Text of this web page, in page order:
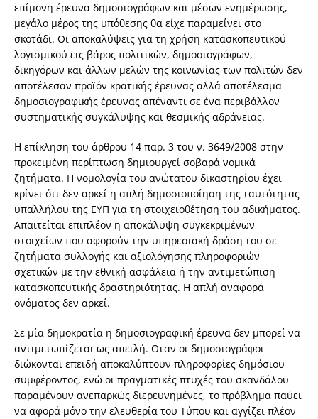
επίμονη έρευνα δημοσιογράφων και μέσων ενημέρωσης,
μεγάλο μέρος της υπόθεσης θα είχε παραμείνει στο
σκοτάδι. Οι αποκαλύψεις για τη χρήση κατασκοπευτικού
λογισμικού εις βάρος πολιτικών, δημοσιογράφων,
δικηγόρων και άλλων μελών της κοινωνίας των πολιτών δεν
αποτέλεσαν προϊόν κρατικής έρευνας αλλά αποτέλεσμα
δημοσιογραφικής έρευνας απέναντι σε ένα περιβάλλον
συστηματικής συγκάλυψης και θεσμικής αδράνειας.
Η επίκληση του άρθρου 14 παρ. 3 του ν. 3649/2008 στην
προκειμένη περίπτωση δημιουργεί σοβαρά νομικά
ζητήματα. Η νομολογία του ανώτατου δικαστηρίου έχει
κρίνει ότι δεν αρκεί η απλή δημοσιοποίηση της ταυτότητας
υπαλλήλου της ΕΥΠ για τη στοιχειοθέτηση του αδικήματος.
Απαιτείται επιπλέον η αποκάλυψη συγκεκριμένων
στοιχείων που αφορούν την υπηρεσιακή δράση του σε
ζητήματα συλλογής και αξιολόγησης πληροφοριών
σχετικών με την εθνική ασφάλεια ή την αντιμετώπιση
κατασκοπευτικής δραστηριότητας. Η απλή αναφορά
ονόματος δεν αρκεί.
Σε μία δημοκρατία η δημοσιογραφική έρευνα δεν μπορεί να
αντιμετωπίζεται ως απειλή. Οταν οι δημοσιογράφοι
διώκονται επειδή αποκαλύπτουν πληροφορίες δημόσιου
συμφέροντος, ενώ οι πραγματικές πτυχές του σκανδάλου
παραμένουν ανεπαρκώς διερευνημένες, το πρόβλημα παύει
να αφορά μόνο την ελευθερία του Τύπου και αγγίζει πλέον